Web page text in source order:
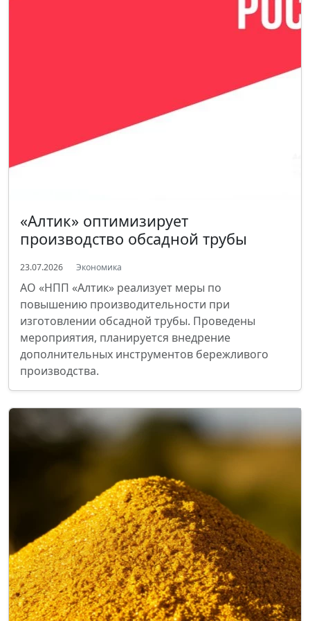
«Алтик» оптимизирует
производство обсадной трубы
23.07.2026 Экономика
АО «НПП «Алтик» реализует меры по
повышению производительности при
изготовлении обсадной трубы. Проведены
мероприятия, планируется внедрение
дополнительных инструментов бережливого
производства.